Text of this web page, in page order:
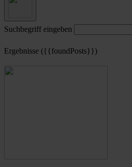
Suchbegriff eingeben
Ergebnisse ({{foundPosts}})